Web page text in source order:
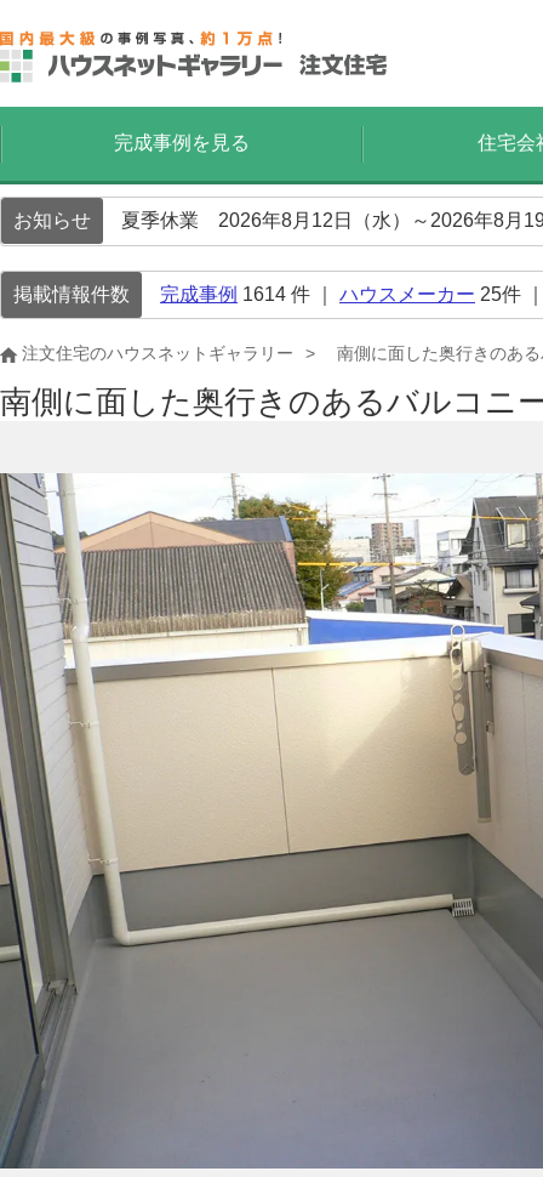
完成事例を見る 住宅会
お知らせ 夏季休業 2026年8月12日（水）～2026年8月
掲載情報件数 完成事例 1614 件 ｜ ハウスメーカー 25件
注文住宅のハウスネットギャラリー 南側に面した奥行きのあ
南側に面した奥行きのあるバルコニ